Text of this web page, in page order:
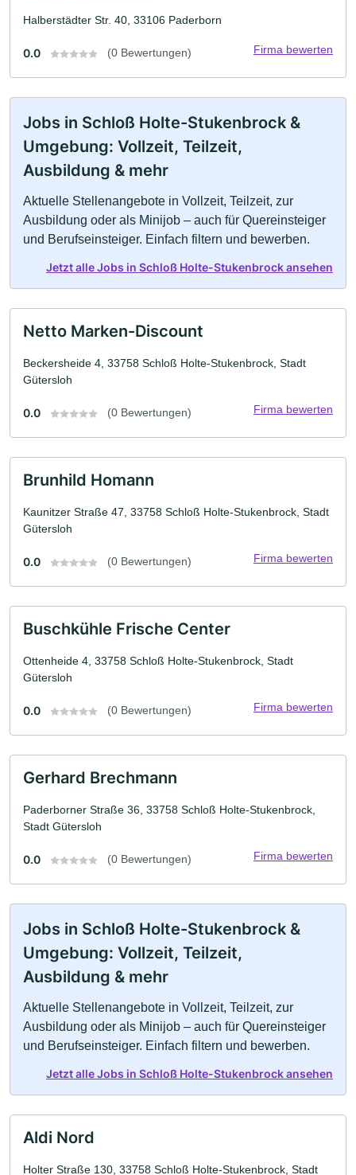
Halberstädter Str. 40, 33106 Paderborn
0.0 (0 Bewertungen) Firma bewerten
Jobs in Schloß Holte-Stukenbrock &
Umgebung: Vollzeit, Teilzeit,
Ausbildung & mehr
Aktuelle Stellenangebote in Vollzeit, Teilzeit, zur
Ausbildung oder als Minijob – auch für Quereinsteiger
und Berufseinsteiger. Einfach filtern und bewerben.
Jetzt alle Jobs in Schloß Holte-Stukenbrock ansehen
Netto Marken-Discount
Beckersheide 4, 33758 Schloß Holte-Stukenbrock, Stadt
Gütersloh
0.0 (0 Bewertungen) Firma bewerten
Brunhild Homann
Kaunitzer Straße 47, 33758 Schloß Holte-Stukenbrock, Stadt
Gütersloh
0.0 (0 Bewertungen) Firma bewerten
Buschkühle Frische Center
Ottenheide 4, 33758 Schloß Holte-Stukenbrock, Stadt
Gütersloh
0.0 (0 Bewertungen) Firma bewerten
Gerhard Brechmann
Paderborner Straße 36, 33758 Schloß Holte-Stukenbrock,
Stadt Gütersloh
0.0 (0 Bewertungen) Firma bewerten
Jobs in Schloß Holte-Stukenbrock &
Umgebung: Vollzeit, Teilzeit,
Ausbildung & mehr
Aktuelle Stellenangebote in Vollzeit, Teilzeit, zur
Ausbildung oder als Minijob – auch für Quereinsteiger
und Berufseinsteiger. Einfach filtern und bewerben.
Jetzt alle Jobs in Schloß Holte-Stukenbrock ansehen
Aldi Nord
Holter Straße 130, 33758 Schloß Holte-Stukenbrock, Stadt